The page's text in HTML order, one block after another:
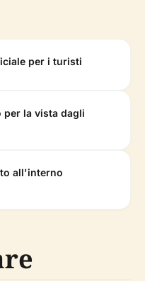
per i turisti
per la vista dagli
all'interno